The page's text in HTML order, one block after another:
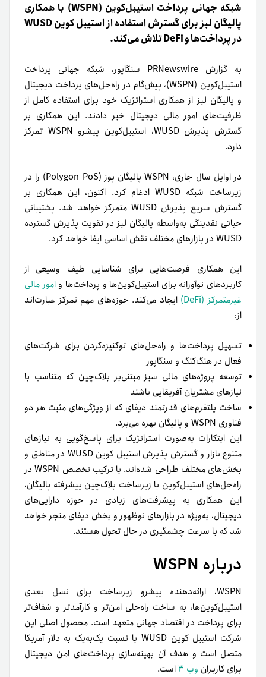
شبکه جهانی پرداخت استیبل‌کوین (WSPN) با همکاری
پالیگان لبز برای گسترش استفاده از استیبل کوین WUSD
در پرداخت‌ها و DeFi تلاش می‌کند.
به گزارش PRNewswire سنگاپور، شبکه جهانی پرداخت
استیبل‌کوین (WSPN)، پیش‌گام در راه‌حل‌های پرداخت دیجیتال
و پالیگان لبز از همکاری استراتژیک خود برای استفاده کامل از
ظرفیت‌های امور مالی دیجیتال خبر دادند. این همکاری بر
گسترش پذیرش WUSD، استیبل‌کوین پیشرو WSPN تمرکز
دارد.
در اوایل سال جاری، WSPN پالیگان پوز (Polygon PoS) را در
زیرساخت شبکه WUSD ادغام کرد. اکنون، این همکاری بر
گسترش سریع پذیرش WUSD متمرکز خواهد شد. پشتیبانی
حیاتی نقدینگی به‌واسطه پالیگان لبز در تقویت پذیرش گسترده
WUSD در بازارهای مختلف نقش اساسی ایفا خواهد کرد.
این همکاری فرصت‌هایی برای شناسایی طیف وسیعی از
کاربردهای نوآورانه برای استیبل‌کوین‌ها و پرداخت‌ها وامور مالی
غیرمتمرکز (DeFi)
ایجاد می‌کند. حوزه‌های مهم تمرکز عبارت‌اند
از:
تسهیل پرداخت‌ها و راه‌حل‌های توکنیزه‌کردن برای شرکت‌های
فعال در هنگ‌کنگ و سنگاپور
توسعه پروژه‌های مالی سبز مبتنی‌بر بلاک‌چین که متناسب با
نیازهای مشتریان آفریقایی باشند
ساخت پلتفرم‌های قدرتمند دیفای که از ویژگی‌های مثبت هر دو
فناوری WSPN و پالیگان بهره می‌برد.
این ابتکارات به‌صورت استراتژیک برای پاسخ‌گویی به نیازهای
متنوع بازار و گسترش پذیرش استیبل کوین WUSD در مناطق و
بخش‌های مختلف طراحی شده‌اند. با ترکیب تخصص WSPN در
راه‌حل‌های استیبل‌کوین با زیرساخت بلاک‌چین پیشرفته پالیگان،
این همکاری به پیشرفت‌های زیادی در حوزه دارایی‌های
دیجیتال، به‌ویژه در بازارهای نوظهور و بخش دیفای منجر خواهد
شد که با سرعت چشمگیری در حال تحول‌ هستند.
درباره WSPN
WSPN، ارائه‌دهنده پیشرو زیرساخت برای نسل بعدی
استیبل‌کوین‌ها، به ساخت راه‌حلی امن‌تر و کارآمدتر و شفاف‌تر
برای پرداخت در اقتصاد جهانی متعهد است. محصول اصلی این
شرکت استیبل کوین WUSD با نسبت یک‌به‌یک به دلار آمریکا
متصل است و هدف آن بهینه‌سازی پرداخت‌های امن دیجیتال
برای کاربران وب ۳ است.